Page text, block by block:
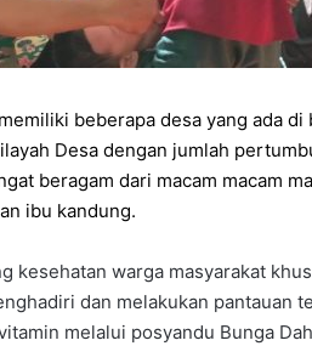
beberapa desa yang ada di
Desa dengan jumlah
beragam dari macam macam
ibu kandung.
warga masyarakat
dan melakukan pantauan
melalui posyandu Bunga